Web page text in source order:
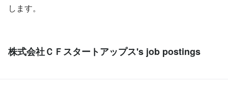
します。
株式会社ＣＦスタートアップス's job postings